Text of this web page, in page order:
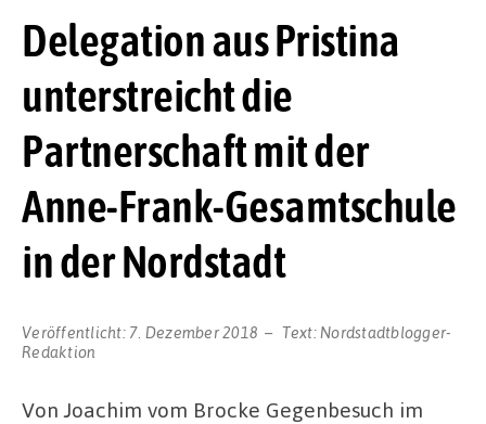
Delegation aus Pristina
unterstreicht die
Partnerschaft mit der
Anne-Frank-Gesamtschule
in der Nordstadt
Veröffentlicht: 7. Dezember 2018 Text: Nordstadtblogger-
Redaktion
Von Joachim vom Brocke Gegenbesuch im